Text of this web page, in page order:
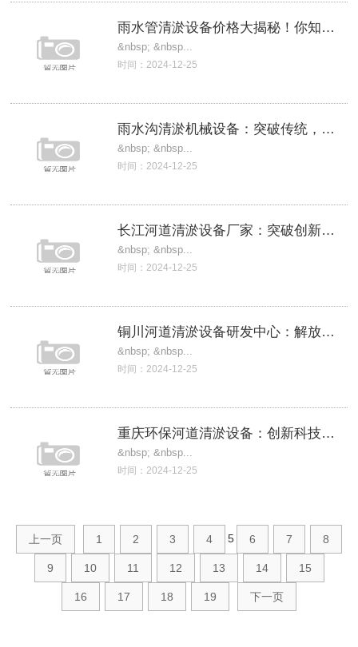
雨水管清淤设备价格大揭秘！你知道吗？
&nbsp; &nbsp...
时间：2024-12-25
雨水沟清淤机械设备：突破传统，创新科技，
&nbsp; &nbsp...
时间：2024-12-25
长江河道清淤设备厂家：突破创新，为长江守
&nbsp; &nbsp...
时间：2024-12-25
铜川河道清淤设备研发中心：解放河流，重塑
&nbsp; &nbsp...
时间：2024-12-25
重庆环保河道清淤设备：创新科技力量，助力
&nbsp; &nbsp...
时间：2024-12-25
上一页 1 2 3 4 5 6 7 8
9 10 11 12 13 14 15
16 17 18 19 下一页